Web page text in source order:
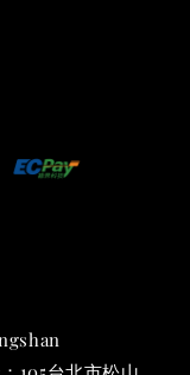
加入購物車